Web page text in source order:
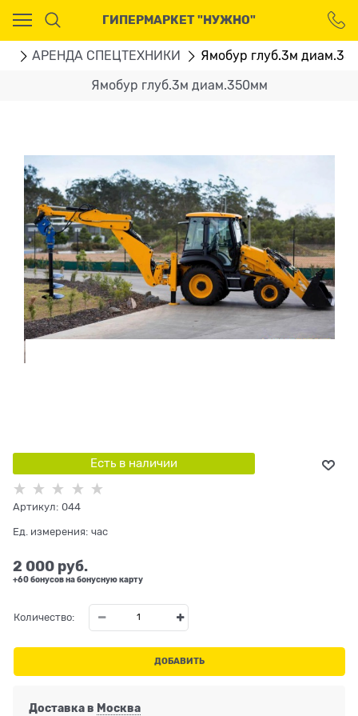
ГИПЕРМАРКЕТ "НУЖНО"
АРЕНДА СПЕЦТЕХНИКИ Ямобур глуб.3м
Ямобур глуб.3м диам.350мм
Есть в наличии
Артикул: 044
Ед. измерения: час
2 000 руб.
+60 бонусов на бонусную карту
Количество:
ДОБАВИТЬ
Доставка в Москва
Ваш город - Москва,
угадали?
ДА НЕТ